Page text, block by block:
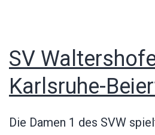
SV
Karlsruhe-
Die Damen 1 des SVW